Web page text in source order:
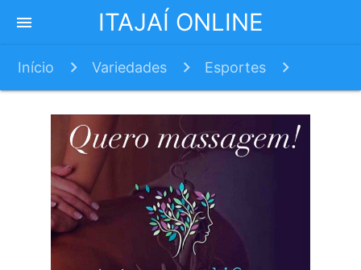
ITAJAÍ ONLINE
menu
Início Variedades Esportes
Marcílio elimina o Goianésia e está nas quartas
de final da Série D